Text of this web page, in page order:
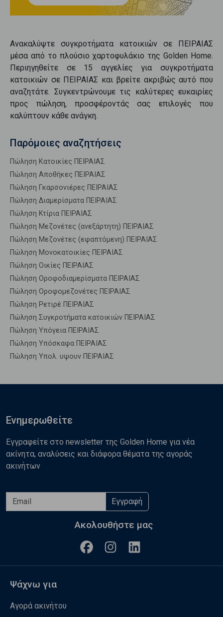
Ανακαλύψτε συγκροτήματα κατοικιών σε
ΠΕΙΡΑΙΑΣ
μέσα από το πλούσιο χαρτοφυλάκιο της Golden Home.
Περιηγηθείτε σε 15 αγγελίες γιασυγκροτήματα
κατοικιών σε ΠΕΙΡΑΙΑΣ και βρείτε ακριβώς αυτό που
αναζητάτε. Συγκεντρώνουμε τις καλύτερες ευκαιρίες
προς πώληση, προσφέροντάς σας επιλογές που
καλύπτουν κάθε ανάγκη.
Παρόμοιες αναζητήσεις
Πώληση Κατοικίες ΠΕΙΡΑΙΑΣ
Πώληση Αποθήκες ΠΕΙΡΑΙΑΣ
Πώληση Γκαρσονιέρες ΠΕΙΡΑΙΑΣ
Πώληση Διαμερίσματα ΠΕΙΡΑΙΑΣ
Πώληση Κτίρια ΠΕΙΡΑΙΑΣ
Πώληση Μεζονέτες (ανεξάρτητη) ΠΕΙΡΑΙΑΣ
Πώληση Μεζονέτες (εφαπτόμενη) ΠΕΙΡΑΙΑΣ
Πώληση Μονοκατοικίες ΠΕΙΡΑΙΑΣ
Πώληση Οικίες ΠΕΙΡΑΙΑΣ
Πώληση Οροφοδιαμερίσματα ΠΕΙΡΑΙΑΣ
Πώληση Οροφομεζονέτες ΠΕΙΡΑΙΑΣ
Πώληση Ρετιρέ ΠΕΙΡΑΙΑΣ
Πώληση Συγκροτήματα κατοικιών ΠΕΙΡΑΙΑΣ
Πώληση Υπόγεια ΠΕΙΡΑΙΑΣ
Πώληση Υπόσκαφα ΠΕΙΡΑΙΑΣ
Πώληση Υπολ. υψουν ΠΕΙΡΑΙΑΣ
Ενημερωθείτε
Εγγραφείτε στο newsletter της Golden Home για νέα
ακίνητα, αναλύσεις και διάφορα θέματα της αγοράς
ακινήτων
Εγγραφή
Ακολουθήστε μας
Ψάχνω για
Αγορά ακινήτου